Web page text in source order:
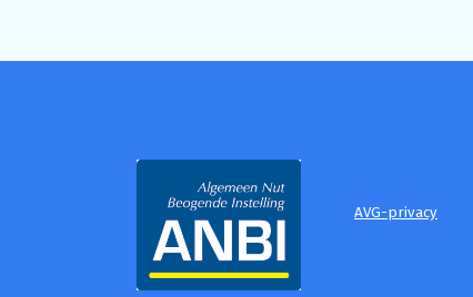
AVG-privacy